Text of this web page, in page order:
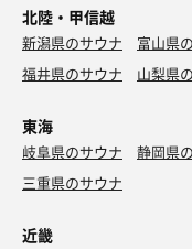
ただ、あれだけ
近の矢板温泉み
計な心配をして
北陸・甲信越
新潟県のサウナ 富山県
福井県のサウナ
山梨県
東海
岐阜県のサウナ 静岡県
三重県のサウナ
近畿